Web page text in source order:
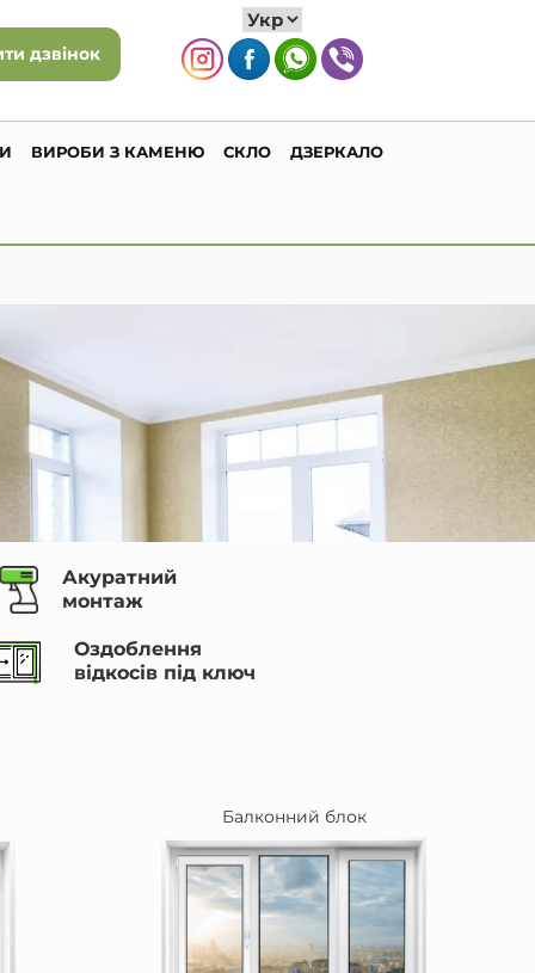
дзвінок
ВИРОБИ З КАМЕНЮ СКЛО ДЗЕРКАЛО
Акуратний
монтаж
Оздоблення
відкосів під ключ
Балконний блок